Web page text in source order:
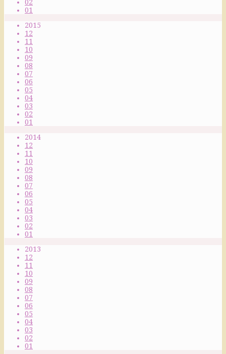
02
01
2015
12
11
10
09
08
07
06
05
04
03
02
01
2014
12
11
10
09
08
07
06
05
04
03
02
01
2013
12
11
10
09
08
07
06
05
04
03
02
01